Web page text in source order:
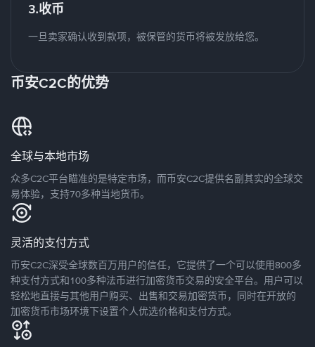
3.收币
一旦卖家确认收到款项，被保管的货币将被发放给您。
币安C2C的优势
全球与本地市场
众多C2C平台瞄准的是特定市场，而币安C2C提供名副其实的全球交
易体验，支持70多种当地货币。
灵活的支付方式
币安C2C深受全球数百万用户的信任，它提供了一个可以使用800多
种支付方式和100多种法币进行加密货币交易的安全平台。用户可以
轻松地直接与其他用户购买、出售和交易加密货币，同时在开放的
加密货币市场环境下设置个人优选价格和支付方式。